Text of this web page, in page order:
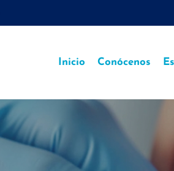
Inicio Conócenos